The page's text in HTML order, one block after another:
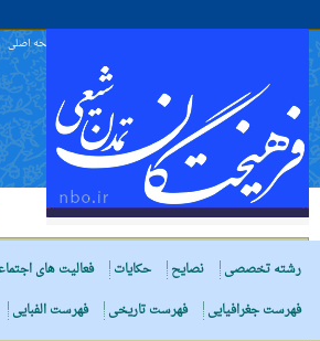
صفحه اصلی
رشته تخصصی
نصایح حکایات فعالیت های
فهرست جغرافیایی
فهرست تاریخی فهرست الفبایی